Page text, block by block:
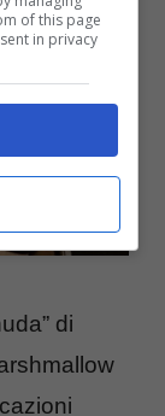
di
of this page
in privacy